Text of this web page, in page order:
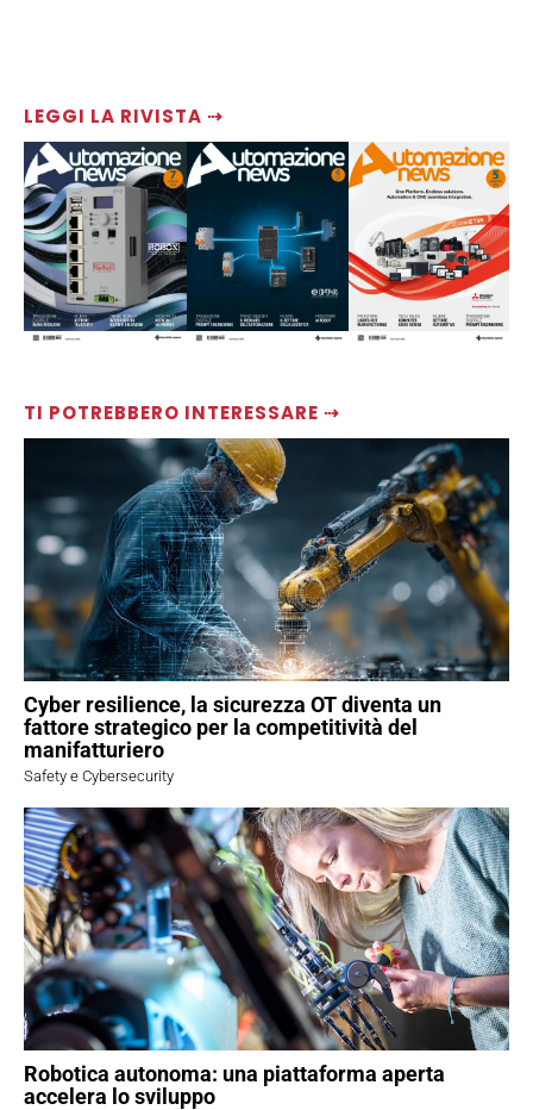
LEGGI LA RIVISTA ⇢
TI POTREBBERO INTERESSARE ⇢
Cyber resilience, la sicurezza OT diventa un
fattore strategico per la competitività del
manifatturiero
Safety e Cybersecurity
Robotica autonoma: una piattaforma aperta
accelera lo sviluppo